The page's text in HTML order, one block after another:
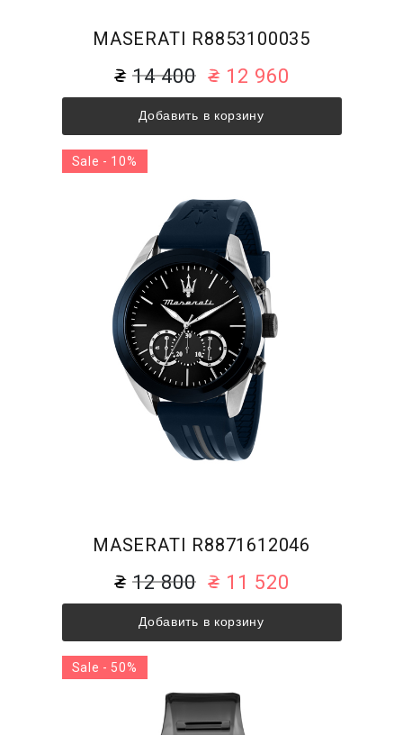
MASERATI R8853100035
14 400 12 960
Добавить в корзину
MASERATI R8871612046
12 800 11 520
Добавить в корзину
Sale - 10%
Sale - 50%